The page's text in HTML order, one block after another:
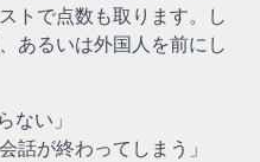
トで点数も取ります。し
あるいは外国人を前にし
ない」
話が終わってしまう」